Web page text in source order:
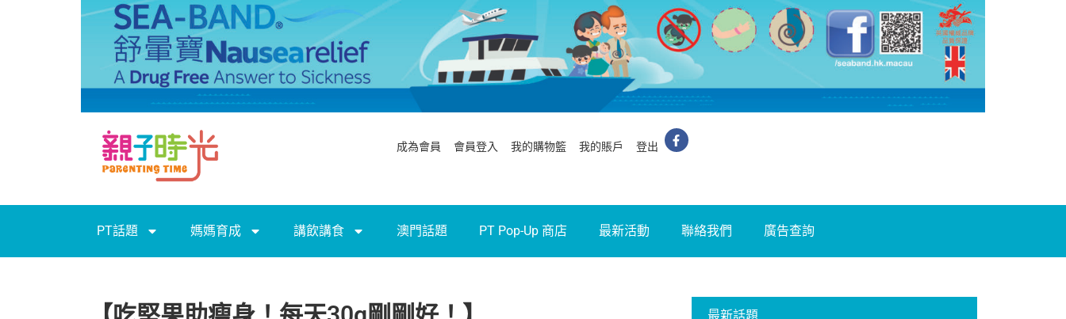
成為會員 會員登入 我的購物籃 我的賬戶 登出
PT話題 媽媽育成 講飲講食 澳門話題 PT Pop-Up 商店 最新活動 聯絡我們 廣告查詢
最新話題